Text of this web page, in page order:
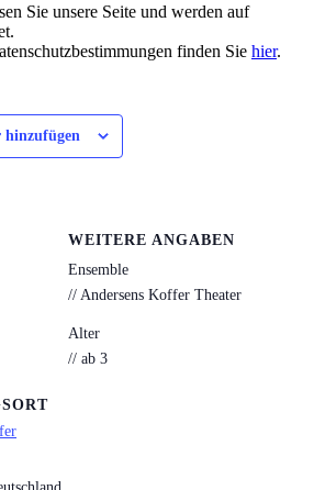
Sie unsere Seite und werden auf
finden Sie hier.
hinzufügen
WEITERE ANGABEN
Ensemble
// Andersens Koffer Theater
Alter
// ab 3